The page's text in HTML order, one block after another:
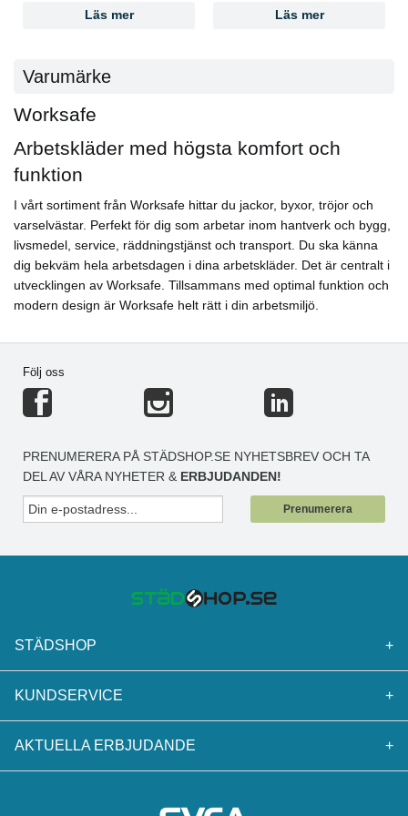
Läs mer Läs mer
Varumärke
Worksafe
Arbetskläder med högsta komfort och
funktion
I vårt sortiment från Worksafe hittar du jackor, byxor, tröjor och
varselvästar. Perfekt för dig som arbetar inom hantverk och bygg,
livsmedel, service, räddningstjänst och transport. Du ska känna
dig bekväm hela arbetsdagen i dina arbetskläder. Det är centralt i
utvecklingen av Worksafe. Tillsammans med optimal funktion och
modern design är Worksafe helt rätt i din arbetsmiljö.
Följ oss
PRENUMERERA PÅ STÄDSHOP.SE NYHETSBREV OCH TA
DEL AV VÅRA NYHETER & ERBJUDANDEN!
Prenumerera
STÄDSHOP +
KUNDSERVICE +
AKTUELLA ERBJUDANDE +